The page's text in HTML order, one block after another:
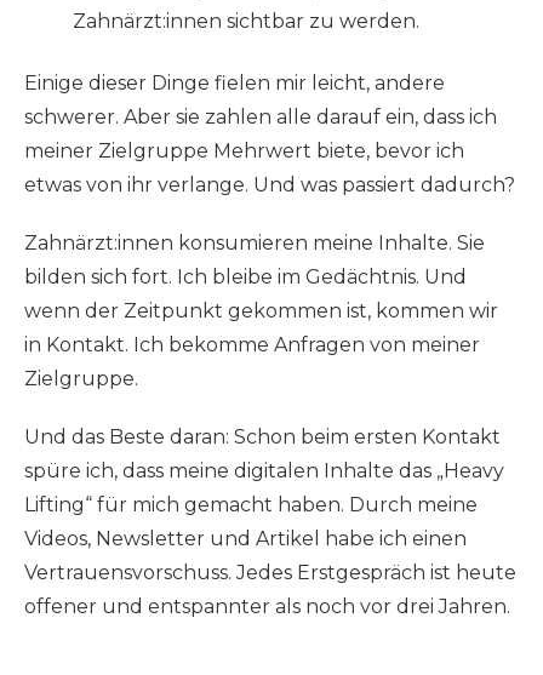
Zahnärzt:innen sichtbar zu werden.
Einige dieser Dinge fielen mir leicht, andere
schwerer. Aber sie zahlen alle darauf ein, dass ich
meiner Zielgruppe Mehrwert biete, bevor ich
etwas von ihr verlange. Und was passiert dadurch?
Zahnärzt:innen konsumieren meine Inhalte. Sie
bilden sich fort. Ich bleibe im Gedächtnis. Und
wenn der Zeitpunkt gekommen ist, kommen wir
in Kontakt. Ich bekomme Anfragen von meiner
Zielgruppe.
Und das Beste daran: Schon beim ersten Kontakt
spüre ich, dass meine digitalen Inhalte das „Heavy
Lifting“ für mich gemacht haben. Durch meine
Videos, Newsletter und Artikel habe ich einen
Vertrauensvorschuss. Jedes Erstgespräch ist heute
offener und entspannter als noch vor drei Jahren.